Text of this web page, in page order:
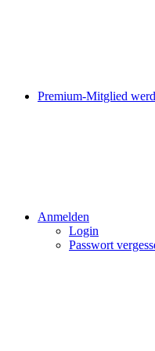
Premium-Mitglied
Anmelden
Login
Passwort